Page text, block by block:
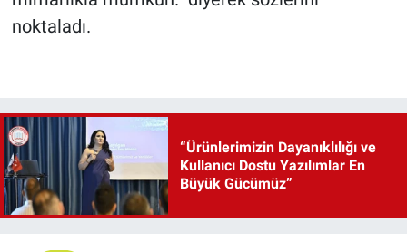
noktaladı.
“Ürünlerimizin Dayanıklılığı ve
Kullanıcı Dostu Yazılımlar En
Büyük Gücümüz”